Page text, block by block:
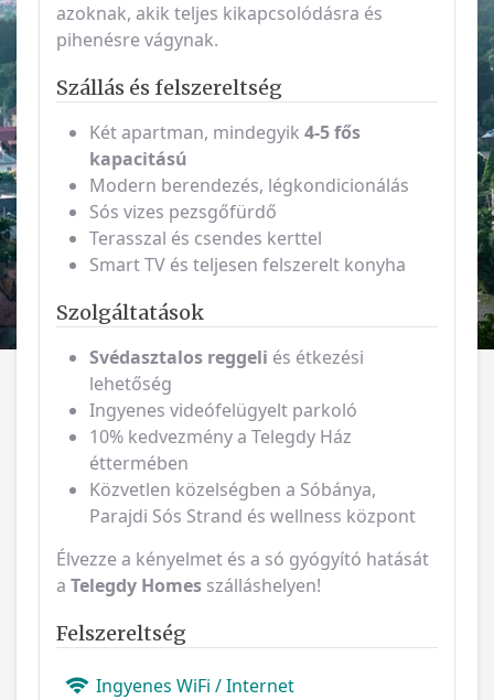
azoknak, akik teljes kikapcsolódásra és
pihenésre vágynak.
Szállás és felszereltség
Két apartman, mindegyik 4-5 fős
kapacitású
Modern berendezés, légkondicionálás
Sós vizes pezsgőfürdő
Terasszal és csendes kerttel
Smart TV és teljesen felszerelt konyha
Szolgáltatások
Svédasztalos reggeli és étkezési
lehetőség
Ingyenes videófelügyelt parkoló
10% kedvezmény a Telegdy Ház
éttermében
Közvetlen közelségben a Sóbánya,
Parajdi Sós Strand és wellness központ
Élvezze a kényelmet és a só gyógyító hatását
a Telegdy Homes szálláshelyen!
Felszereltség
Ingyenes WiFi / Internet